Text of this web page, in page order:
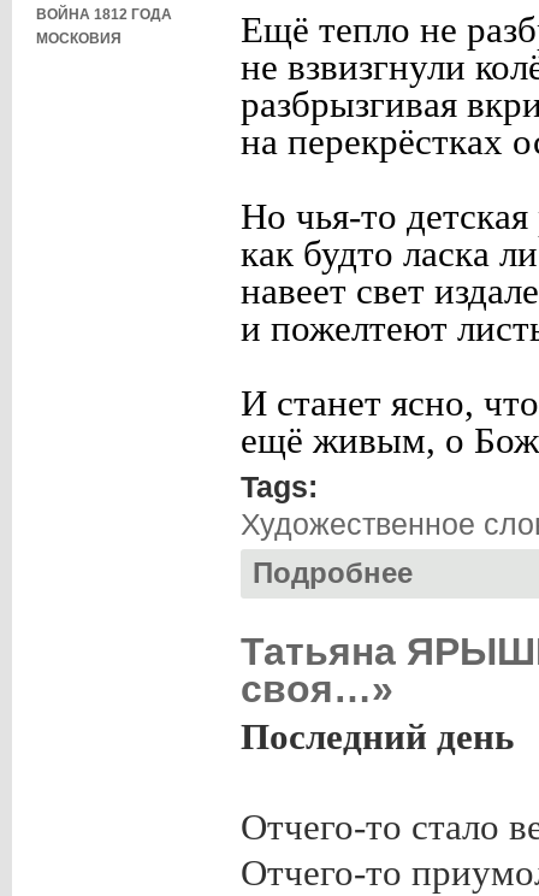
ВОЙНА 1812 ГОДА
МОСКОВИЯ
Ещё тепло не
не взвизгнули
разбрызгивая
на перекрёстках
Но чья-то детская
как будто ласка
навеет свет
и пожелтеют
И станет ясно,
ещё живым, о
Tags:
Художественное
Подробнее
Татьяна
своя…»
Последний день
Отчего-то стало
Отчего-то